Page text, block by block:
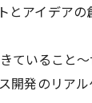
とアイデア
ていること
開発のリア